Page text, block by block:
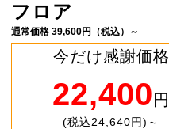
フロア
通常価格 39,600円（税込）～
今だけ感謝価格
22,400 円
(税込24,640円)～